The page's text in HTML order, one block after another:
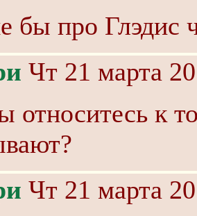
бы про Глэдис
Чт 21 марта
относитесь к
Чт 21 марта